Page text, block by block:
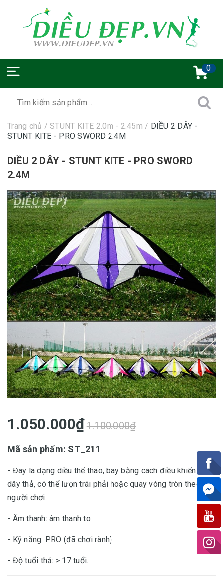
0
Trang chủ / STUNT KITE 2.0m - 2.45m / DIỀU 2 DÂY -
STUNT KITE - PRO SWORD 2.4M
DIỀU 2 DÂY - STUNT KITE - PRO SWORD
2.4M
1.050.000₫1.100.000₫
Mã sản phẩm: ST_211
- Đây là dạng diều thể thao, bay bằng cách điều khiển 2
dây thả, có thể lượn trái phải hoặc quay vòng tròn theo ý
người chơi.
- Âm thanh: âm thanh to
- Kỹ năng: PRO (đã chơi rành)
- Độ tuổi thả: > 17 tuổi.